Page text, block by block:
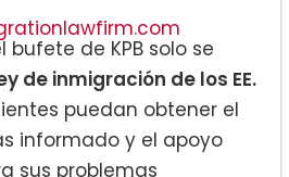
bufete de KPB solo se
de inmigración de los EE.
puedan obtener el
informado y el apoyo
sus problemas